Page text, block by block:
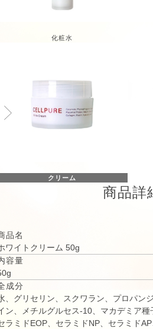
化粧水
クリーム
商品詳
品名
ワイトクリーム 50g
容量
成分
、グリセリン、スクワラン、プロパン
ン、メチルグルセス-10、マカデミア種
ラミドEOP、セラミドNP、セラミド